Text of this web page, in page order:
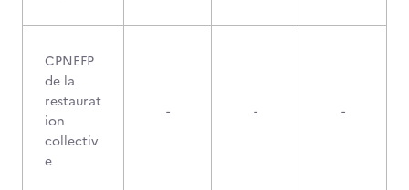
CPNEFP
de la
restaurat
ion
collectiv
e
- - -